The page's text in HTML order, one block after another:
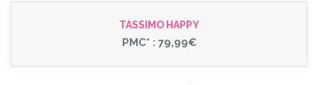
TASSIMO HAPPY
PMC* : 79,99€